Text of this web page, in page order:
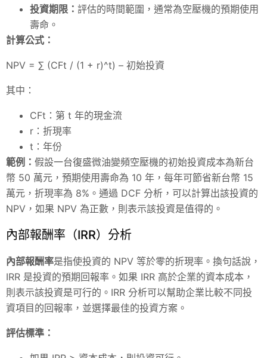
投資期限： 評估的時間範圍，通常為空壓機的預期使用
壽命。
計算公式：
NPV = ∑ (CFt / (1 + r)^t) – 初始投資
其中：
CFt：第 t 年的現金流
r：折現率
t：年份
範例： 假設一台復盛微油變頻空壓機的初始投資成本為新台
幣 50 萬元，預期使用壽命為 10 年，每年可節省新台幣 15
萬元，折現率為 8%。通過 DCF 分析，可以計算出該投資的
NPV，如果 NPV 為正數，則表示該投資是值得的。
內部報酬率（IRR）分析
內部報酬率是指使投資的 NPV 等於零的折現率。換句話說，
IRR 是投資的預期回報率。如果 IRR 高於企業的資本成本，
則表示該投資是可行的。IRR 分析可以幫助企業比較不同投
資項目的回報率，並選擇最佳的投資方案。
評估標準：